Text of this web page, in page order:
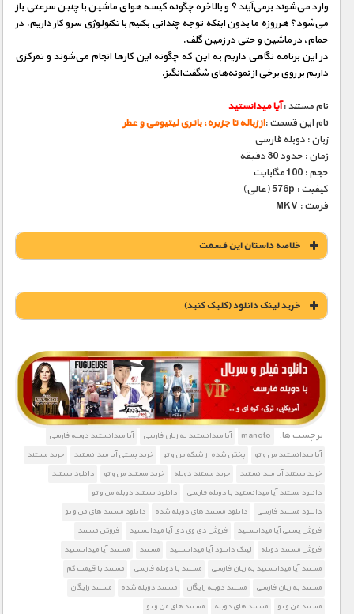
وارد می‌شوند بر‌می‌آیند؟ و بالاخره چگونه کیسه هوای ماشین با چنین سرعتی‌ باز
می‌شود؟ هرروزه ما بدون اینکه توجه چندانی بکنیم با تکنولوژی سرو کار داریم. در
حمام، در ماشین و حتی در زمین گلف.
در این برنامه نگاهی‌ داریم به این که چگونه این کارها انجام می‌شوند و تمرکزی
داریم بر روی برخی‌ از نمونه‌های شگفت‌انگیز.
نام مستند :آیا میدانستید
نام این قسمت :از زباله تا جزیره، باتری لیتیومی و عطر
زبان : دوبله فارسی
زمان : حدود 30 دقیقه
حجم : 100 مگابایت
کیفیت : 576p (عالی)
فرمت : MKV
خلاصه داستان این قسمت
خريد لينک دانلود (کليک کنيد)
1900 تومان – خريد لينک دانلود (افزودن به سبد خريد)
برچسب ها: manoto آیا میدانستید به زبان فارسی
آیا میدانستید دوبله فارسی
آیا میدانستید من و تو
پخش شده از شبکه من و تو خرید پستی آیا میدانستید
خرید مستند
خرید مستند آیا میدانستید
خرید مستند دوبله خرید مستند من و تو
دانلود مستند
دانلود مستند آیا میدانستید با دوبله فارسی
دانلود مستند دوبله من و تو
دانلود مستند فارسی
دانلود مستند های دوبله شده
دانلود مستند های من و تو
فروش پستی آیا میدانستید
فروش دی وی دی آیا میدانستید
فروش مستند
فروش مستند دوبله
لینک دانلود آیا میدانستید مستند
مستند آیا میدانستید
مستند آیا میدانستید به زبان فارسی
مستند با دوبله فارسی
مستند با قیمت کم
مستند به زبان فارسی
مستند دوبله رایگان مستند دوبله شده
مستند رایگان
مستند من و تو
مستند های دوبله مستند های من و تو